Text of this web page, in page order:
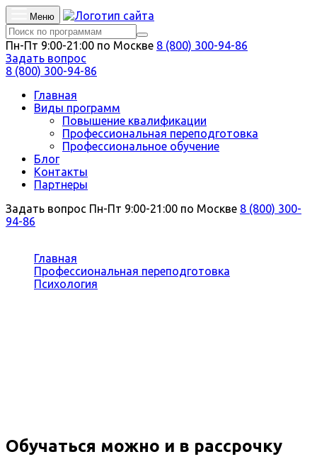
Меню
Пн-Пт 9:00-21:00 по Москве 8 (800) 300-94-86
Задать вопрос
8 (800) 300-94-86
Главная
Виды программ
Повышение квалификации
Профессиональная переподготовка
Профессиональное обучение
Блог
Контакты
Партнеры
Задать вопрос Пн-Пт 9:00-21:00 по Москве 8 (800) 300-
94-86
Главная
Профессиональная переподготовка
Психология
Обучаться можно и в рассрочку